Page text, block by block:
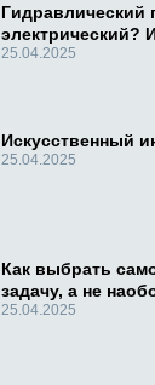
Гидравлический
электрический?
25.04.2025
Искусственный
25.04.2025
Как выбрать
задачу, а не
25.04.2025